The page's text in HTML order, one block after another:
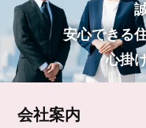
安心できる
心掛
会社案内